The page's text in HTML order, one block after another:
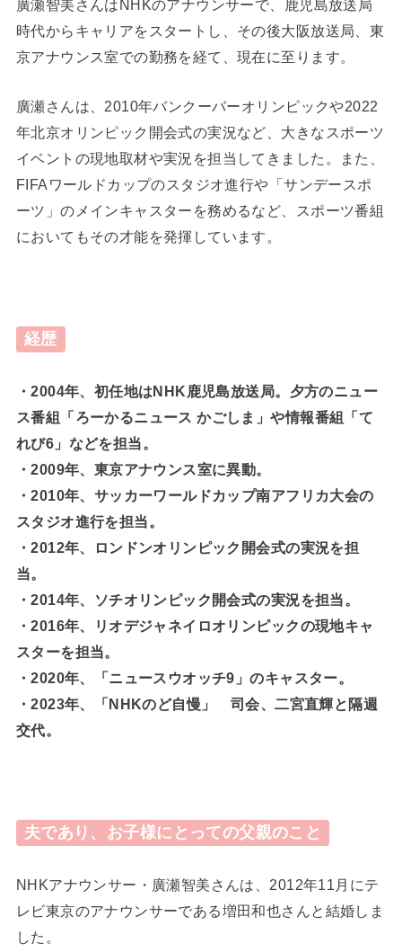
廣瀬智美さんはNHKのアナウンサーで、鹿児島放送局
時代からキャリアをスタートし、その後大阪放送局、東
京アナウンス室での勤務を経て、現在に至ります。
廣瀬さんは、2010年バンクーバーオリンピックや2022
年北京オリンピック開会式の実況など、大きなスポーツ
イベントの現地取材や実況を担当してきました。また、
FIFAワールドカップのスタジオ進行や「サンデースポ
ーツ」のメインキャスターを務めるなど、スポーツ番組
においてもその才能を発揮しています。
経歴
・2004年、初任地はNHK鹿児島放送局。夕方のニュー
ス番組「ろーかるニュース かごしま」や情報番組「て
れび6」などを担当。
・2009年、東京アナウンス室に異動。
・2010年、サッカーワールドカップ南アフリカ大会の
スタジオ進行を担当。
・2012年、ロンドンオリンピック開会式の実況を担
当。
・2014年、ソチオリンピック開会式の実況を担当。
・2016年、リオデジャネイロオリンピックの現地キャ
スターを担当。
・2020年、「ニュースウオッチ9」のキャスター。
・2023年、「NHKのど自慢」 司会、二宮直輝と隔週
交代。
夫であり、お子様にとっての父親のこと
NHKアナウンサー・廣瀬智美さんは、2012年11月にテ
レビ東京のアナウンサーである増田和也さんと結婚しま
した。